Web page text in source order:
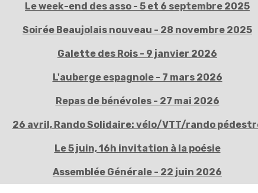
Le week-end des asso - 5 et 6 septembre 2025
Soirée Beaujolais nouveau - 28 novembre 2025
Galette des Rois - 9 janvier 2026
L'auberge espagnole - 7 mars 2026
Repas de bénévoles - 27 mai 2026
26 avril, Rando Solidaire: vélo/VTT/rando
Le 5 juin, 16h invitation à la poésie
Assemblée Générale - 22 juin 2026